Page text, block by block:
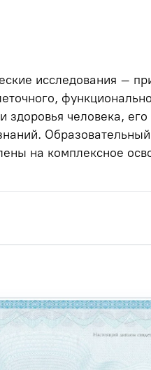
исследования –
здоровья человека,
на комплексное